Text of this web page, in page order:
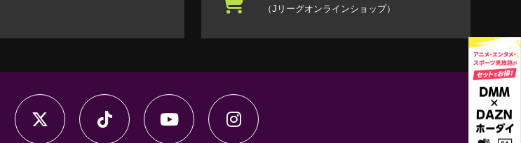
（Jリーグオンラインショップ）